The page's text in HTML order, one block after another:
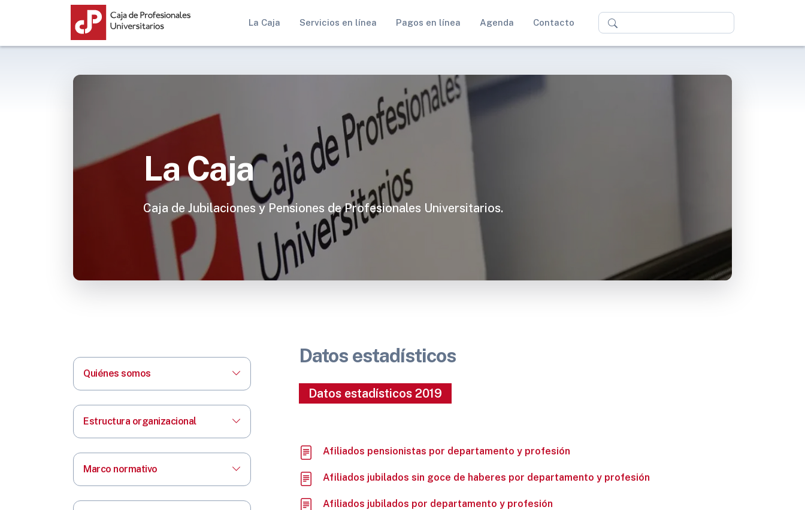
La Caja Servicios en línea Pagos en línea Agenda Contacto
Buscar
La Caja
Caja de Jubilaciones y Pensiones de Profesionales Universitarios.
Quiénes somos
Estructura organizacional
Marco normativo
Datos estadísticos
Datos estadísticos 2019
Afiliados pensionistas por departamento y profesión
Afiliados jubilados sin goce de haberes por departamento y profesión
Afiliados jubilados por departamento y profesión